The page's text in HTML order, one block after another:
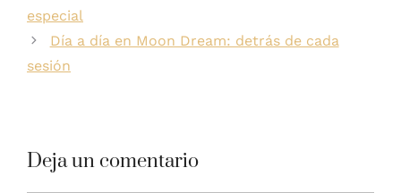
especial
Día a día en Moon Dream: detrás de cada
sesión
Deja un comentario